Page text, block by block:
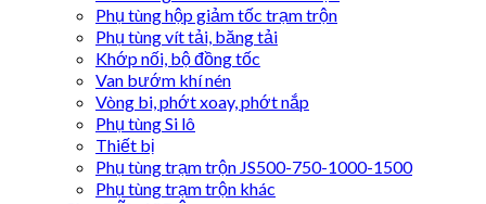
Phụ tùng hộp giảm tốc trạm trộn
Phụ tùng vít tải, băng tải
Khớp nối, bộ đồng tốc
Van bướm khí nén
Vòng bi, phớt xoay, phớt nắp
Phụ tùng Si lô
Thiết bị
Phụ tùng trạm trộn JS500-750-1000-1500
Phụ tùng trạm trộn khác